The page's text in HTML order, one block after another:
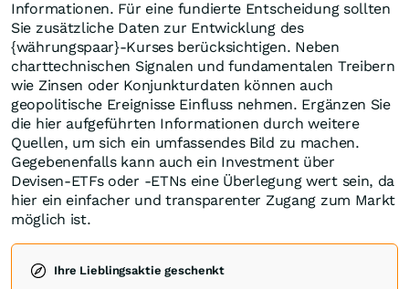
Informationen. Für eine fundierte Entscheidung sollten
Sie zusätzliche Daten zur Entwicklung des
{währungspaar}-Kurses berücksichtigen. Neben
charttechnischen Signalen und fundamentalen Treibern
wie Zinsen oder Konjunkturdaten können auch
geopolitische Ereignisse Einfluss nehmen. Ergänzen Sie
die hier aufgeführten Informationen durch weitere
Quellen, um sich ein umfassendes Bild zu machen.
Gegebenenfalls kann auch ein Investment über
Devisen-ETFs oder -ETNs eine Überlegung wert sein, da
hier ein einfacher und transparenter Zugang zum Markt
möglich ist.
Ihre Lieblingsaktie geschenkt